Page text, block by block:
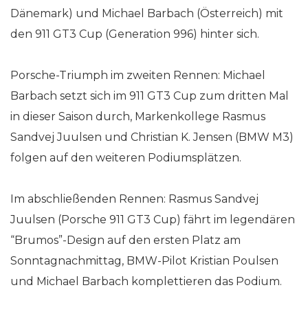
Dänemark) und Michael Barbach (Österreich) mit
den 911 GT3 Cup (Generation 996) hinter sich.
Porsche-Triumph im zweiten Rennen: Michael
Barbach setzt sich im 911 GT3 Cup zum dritten Mal
in dieser Saison durch, Markenkollege Rasmus
Sandvej Juulsen und Christian K. Jensen (BMW M3)
folgen auf den weiteren Podiumsplätzen.
Im abschließenden Rennen: Rasmus Sandvej
Juulsen (Porsche 911 GT3 Cup) fährt im legendären
“Brumos”-Design auf den ersten Platz am
Sonntagnachmittag, BMW-Pilot Kristian Poulsen
und Michael Barbach komplettieren das Podium.